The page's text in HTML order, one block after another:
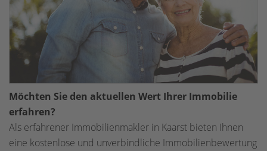
Möchten Sie den aktuellen Wert Ihrer Immobilie
erfahren?
Als erfahrener Immobilienmakler in Kaarst bieten Ihnen
eine kostenlose und unverbindliche Immobilienbewertung